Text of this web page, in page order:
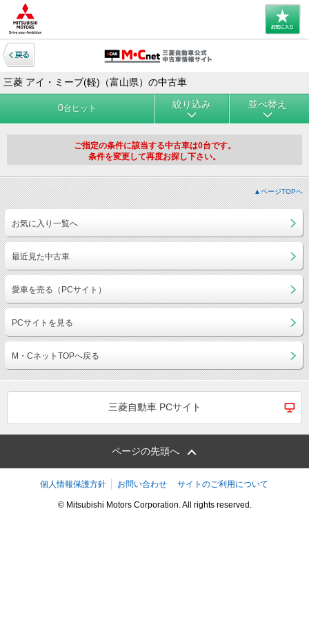
三菱 アイ・ミーブ(軽)（富山県）の中古車
0台ヒット 絞り込み 並べ替え
ご指定の条件に該当する中古車は0台です。
条件を変更して再度お探し下さい。
▲ページTOPへ
お気に入り一覧へ
最近見た中古車
愛車を売る（PCサイト）
PCサイトを見る
M・CネットTOPへ戻る
三菱自動車 PCサイト
ページの先頭へ
個人情報保護方針 お問い合わせ サイトのご利用について
© Mitsubishi Motors Corporation. All rights reserved.